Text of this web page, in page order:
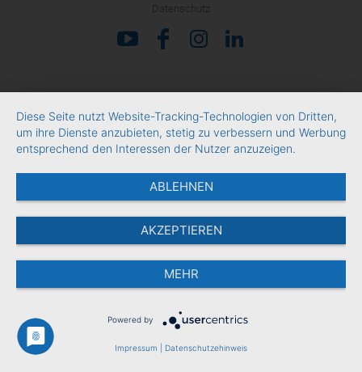
Datenschutz
Diese Seite nutzt Website-Tracking-Technologien von Dritten,
um ihre Dienste anzubieten, stetig zu verbessern und Werbung
entsprechend den Interessen der Nutzer anzuzeigen.
ABLEHNEN
AKZEPTIEREN
MEHR
Powered by
Impressum Datenschutzehinweis